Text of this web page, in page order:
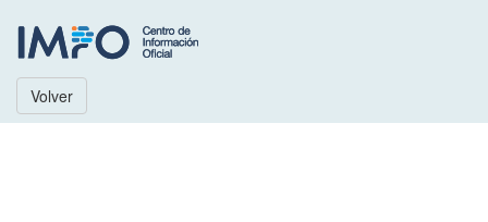
Volver